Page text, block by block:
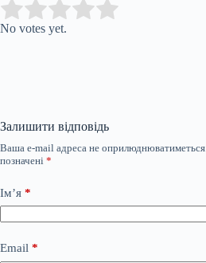
Rate this item:
No votes yet.
Залишити відповідь
Ваша e-mail адреса не оприлюднюватиметься.
позначені *
Ім’я *
Email *